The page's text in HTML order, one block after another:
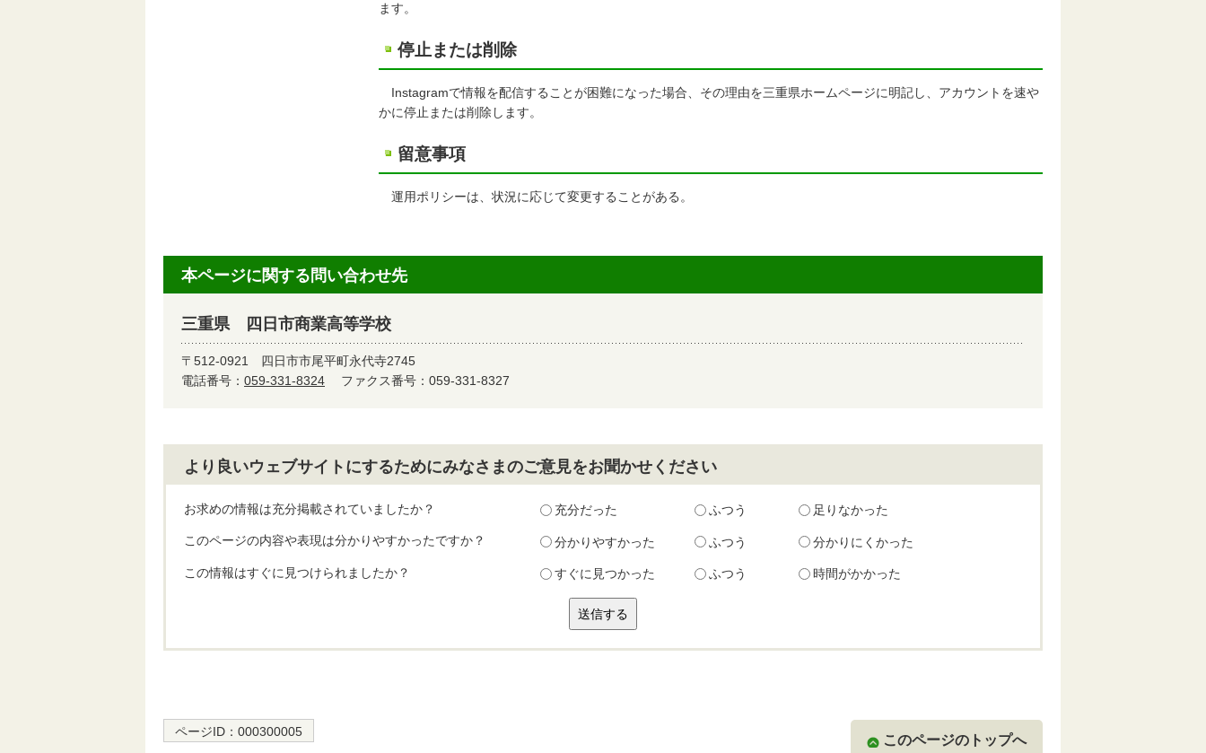
ます。
停止または削除
Instagramで情報を配信することが困難になった場合、その理由を三重県ホームページに明記し、アカウントを速や
かに停止または削除します。
留意事項
運用ポリシーは、状況に応じて変更することがある。
本ページに関する問い合わせ先
三重県 四日市商業高等学校
〒512-0921 四日市市尾平町永代寺2745
電話番号： 059-331-8324 ファクス番号：059-331-8327
より良いウェブサイトにするためにみなさまのご意見をお聞かせください
お求めの情報は充分掲載されていましたか？ 充分だった ふつう 足りなかった
このページの内容や表現は分かりやすかったですか？ 分かりやすかった ふつう 分かりにくかった
この情報はすぐに見つけられましたか？ すぐに見つかった ふつう 時間がかかった
ページID： 000300005
このページのトップへ